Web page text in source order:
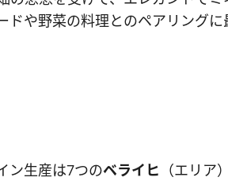
や野菜の料理とのペアリング
ン生産は7つのベライヒ （エリ